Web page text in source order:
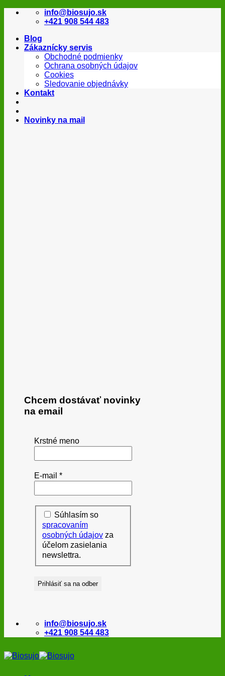
Skip
info@biosujo.sk
+421 908 544 483
Blog
Zákaznícky servis
Obchodné podmienky
Ochrana osobných údajov
Cookies
Sledovanie objednávky
Kontakt
Novinky na mail
Chcem dostávať novinky
na email
Krstné meno
E-mail *
Súhlasím so
spracovaním
osobných údajov za
účelom zasielania
newslettra.
info@biosujo.sk
+421 908 544 483